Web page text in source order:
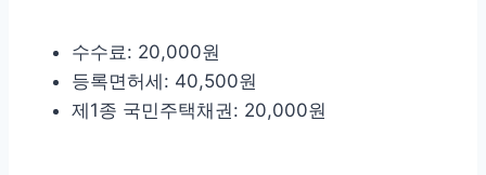
수수료: 20,000원
등록면허세: 40,500원
제1종 국민주택채권: 20,000원